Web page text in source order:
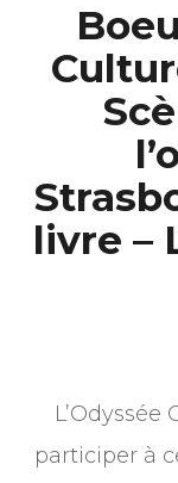
livre –
participer à